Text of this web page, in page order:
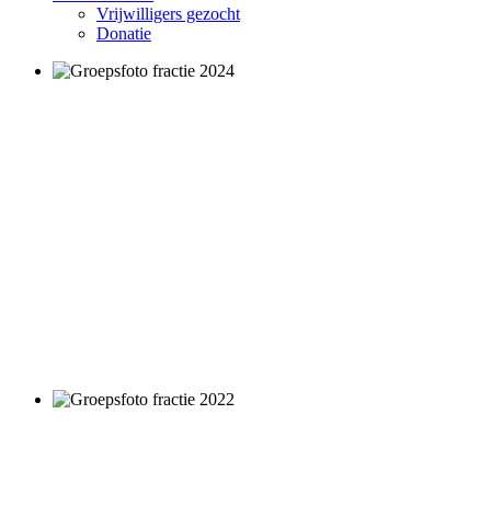
Vrijwilligers gezocht
Donatie